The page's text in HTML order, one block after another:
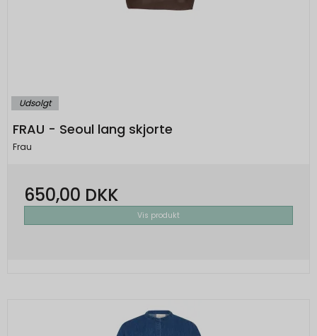
Udsolgt
FRAU - Seoul lang skjorte
Frau
650,00 DKK
Vis produkt